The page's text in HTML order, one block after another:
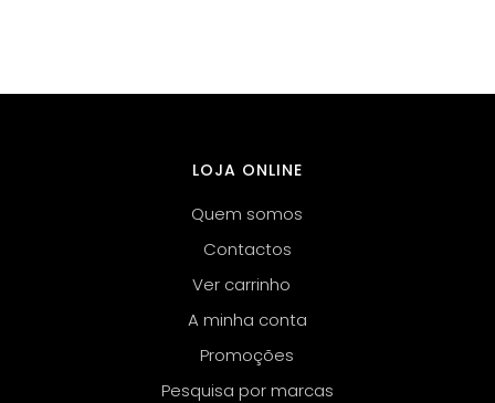
LOJA ONLINE
Quem somos
Contactos
Ver carrinho
A minha conta
Promoções
Pesquisa por marcas